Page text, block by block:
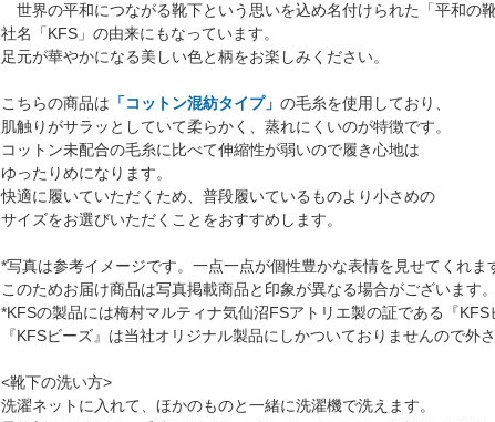
世界の平和につながる靴下という思いを込め名付けられた「平和の
社名「KFS」の由来にもなっています。
足元が華やかになる美しい色と柄をお楽しみください。
こちらの商品は 「コットン混紡タイプ」 の毛糸を使用しており、
肌触りがサラッとしていて柔らかく、蒸れにくいのが特徴です。
コットン未配合の毛糸に比べて伸縮性が弱いので履き心地は
ゆったりめになります。
快適に履いていただくため、普段履いているものより小さめの
サイズをお選びいただくことをおすすめします。
*写真は参考イメージです。一点一点が個性豊かな表情を見せてくれま
このためお届け商品は写真掲載商品と印象が異なる場合がございます。
*KFSの製品には梅村マルティナ気仙沼FSアトリエ製の証である『KFS
『KFSビーズ』は当社オリジナル製品にしかついておりませんので外
<靴下の洗い方>
洗濯ネットに入れて、ほかのものと一緒に洗濯機で洗えます。